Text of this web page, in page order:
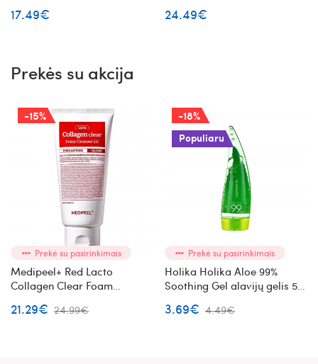
glikolio rūgštimi
17.49€
ekstraktu
24.49€
Prekės su akcija
-15%
Prekė su pasirinkimais
Medipeel+ Red Lacto
Collagen Clear Foam
su kolagenu ir rūgštimis
21.29€ 24.99€
-18%
Populiaru
Prekė su pasirinkimais
Holika Holika Aloe 99%
Soothing Gel alavijų gelis 55
3.69€ 4.49€